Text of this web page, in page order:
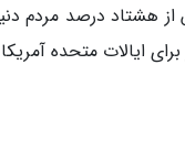
هشتاد درصد مردم
متحده آمریکا و کشورهای